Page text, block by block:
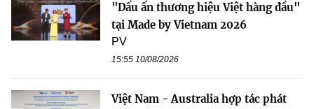
"Dấu ấn thương hiệu Việt hàng đầu"
tại Made by Vietnam 2026
PV
15:55 10/08/2026
Việt Nam - Australia hợp tác phát